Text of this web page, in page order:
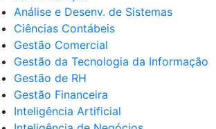
Análise e Desenv. de Sistemas
Ciências Contábeis
Gestão Comercial
Gestão da Tecnologia da Informação
Gestão de RH
Gestão Financeira
Inteligência Artificial